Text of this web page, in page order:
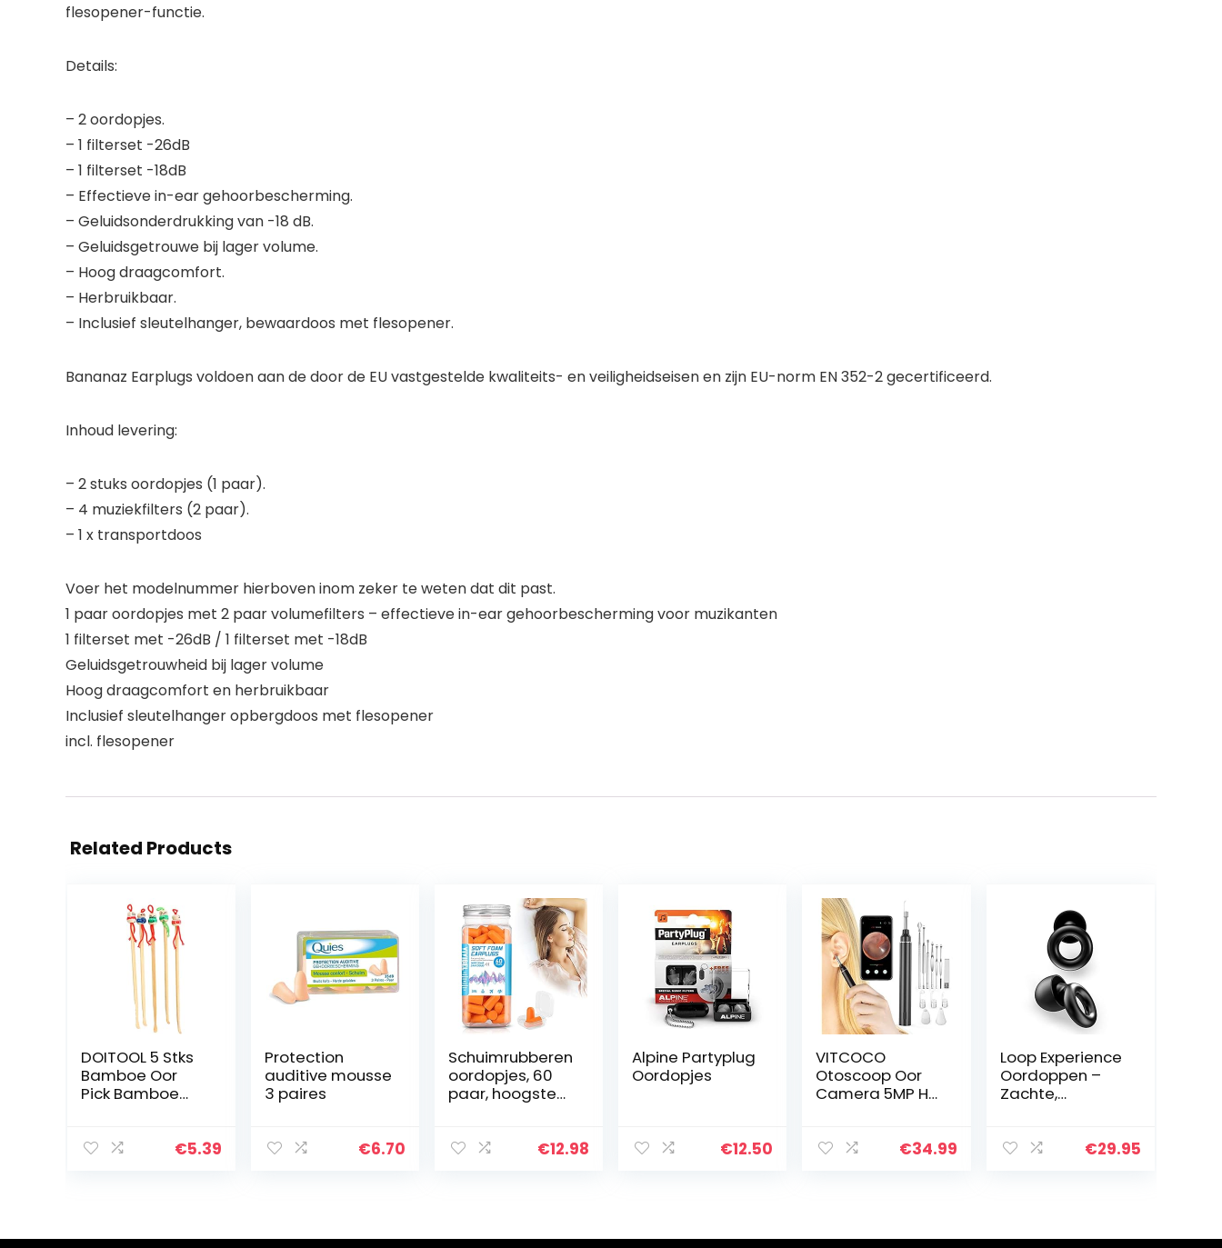
flesopener-functie.
Details:
– 2 oordopjes.
– 1 filterset -26dB
– 1 filterset -18dB
– Effectieve in-ear gehoorbescherming.
– Geluidsonderdrukking van -18 dB.
– Geluidsgetrouwe bij lager volume.
– Hoog draagcomfort.
– Herbruikbaar.
– Inclusief sleutelhanger, bewaardoos met flesopener.
Bananaz Earplugs voldoen aan de door de EU vastgestelde kwaliteits- en veiligheidseisen en zijn EU-norm EN 352-2 gecertificeerd.
Inhoud levering:
– 2 stuks oordopjes (1 paar).
– 4 muziekfilters (2 paar).
– 1 x transportdoos
Voer het modelnummer hierboven inom zeker te weten dat dit past.
1 paar oordopjes met 2 paar volumefilters – effectieve in-ear gehoorbescherming voor muzikanten
1 filterset met -26dB / 1 filterset met -18dB
Geluidsgetrouwheid bij lager volume
Hoog draagcomfort en herbruikbaar
Inclusief sleutelhanger opbergdoos met flesopener
incl. flesopener
Related Products
DOITOOL 5 Stks
Bamboe Oor
Pick Bamboe
Creatief
Houten…
€5.39
Protection
auditive mousse
3 paires
€6.70
Schuimrubberen
oordopjes, 60
paar, hoogste
slaapstoppers,
€12.98
Alpine Partyplug
Oordopjes
€12.50
VITCOCO
Otoscoop Oor
Camera 5MP HD
Oorreiniging 3
€34.99
Loop Experience
Oordoppen –
Zachte,
ming in Silicone
€29.95